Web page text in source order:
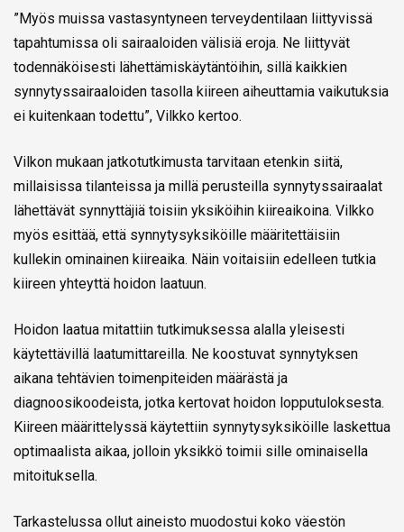
”Myös muissa vastasyntyneen terveydentilaan liittyvissä
tapahtumissa oli sairaaloiden välisiä eroja. Ne liittyvät
todennäköisesti lähettämiskäytäntöihin, sillä kaikkien
synnytyssairaaloiden tasolla kiireen aiheuttamia vaikutuksia
ei kuitenkaan todettu”, Vilkko kertoo.
Vilkon mukaan jatkotutkimusta tarvitaan etenkin siitä,
millaisissa tilanteissa ja millä perusteilla synnytyssairaalat
lähettävät synnyttäjiä toisiin yksiköihin kiireaikoina. Vilkko
myös esittää, että synnytysyksiköille määritettäisiin
kullekin ominainen kiireaika. Näin voitaisiin edelleen tutkia
kiireen yhteyttä hoidon laatuun.
Hoidon laatua mitattiin tutkimuksessa alalla yleisesti
käytettävillä laatumittareilla. Ne koostuvat synnytyksen
aikana tehtävien toimenpiteiden määrästä ja
diagnoosikoodeista, jotka kertovat hoidon lopputuloksesta.
Kiireen määrittelyssä käytettiin synnytysyksiköille laskettua
optimaalista aikaa, jolloin yksikkö toimii sille ominaisella
mitoituksella.
Tarkastelussa ollut aineisto muodostui koko väestön